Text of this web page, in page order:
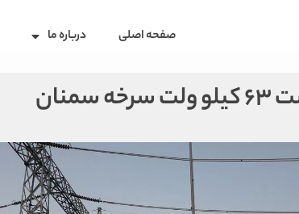
صفحه اصلی درباره ما